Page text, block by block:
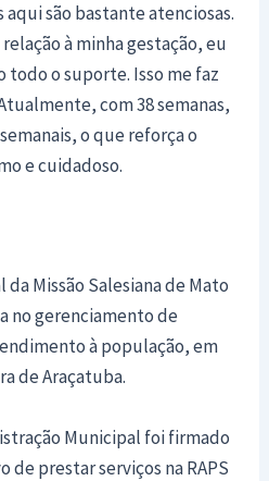
aqui são bastante atenciosas.
à minha gestação, eu
todo o suporte. Isso me faz
com 38 semanas,
o que reforça o
e cuidadoso.
Missão Salesiana de Mato
no gerenciamento de
à população, em
de Araçatuba.
Municipal foi firmado
de prestar serviços na RAPS